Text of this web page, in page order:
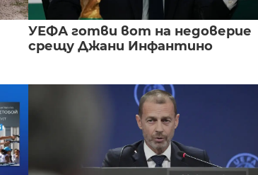
УЕФА готви вот на недоверие
срещу Джани Инфантино